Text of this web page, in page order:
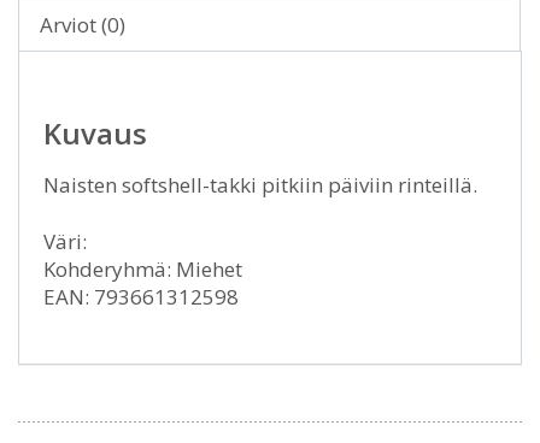
Arviot (0)
Kuvaus
Naisten softshell-takki pitkiin päiviin rinteillä.
Väri:
Kohderyhmä: Miehet
EAN: 793661312598